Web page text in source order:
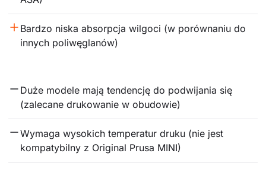
Bardzo niska absorpcja wilgoci (w porównaniu do
innych poliwęglanów)
Duże modele mają tendencję do podwijania się
(zalecane drukowanie w obudowie)
Wymaga wysokich temperatur druku (nie jest
kompatybilny z Original Prusa MINI)